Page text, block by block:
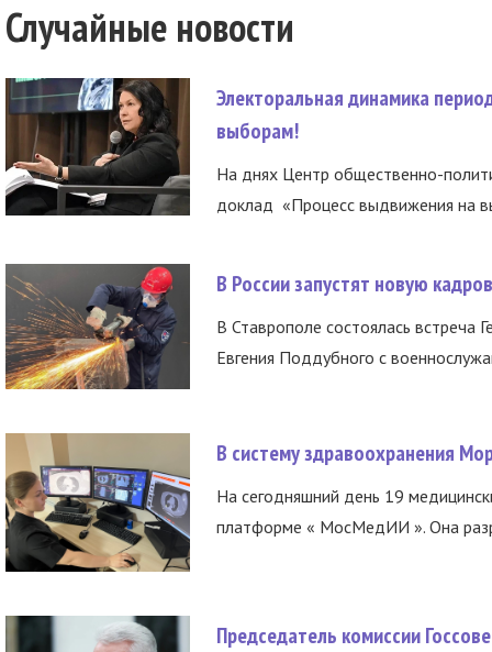
Случайные новости
Электоральная динамика
выборам!
На днях Центр общественно-
доклад «Процесс выдвижения на
В России запустят новую
В Ставрополе состоялась встреча
Евгения Поддубного с
В систему здравоохранения
На сегодняшний день 19
платформе « МосМедИИ ». Она
Председатель комиссии